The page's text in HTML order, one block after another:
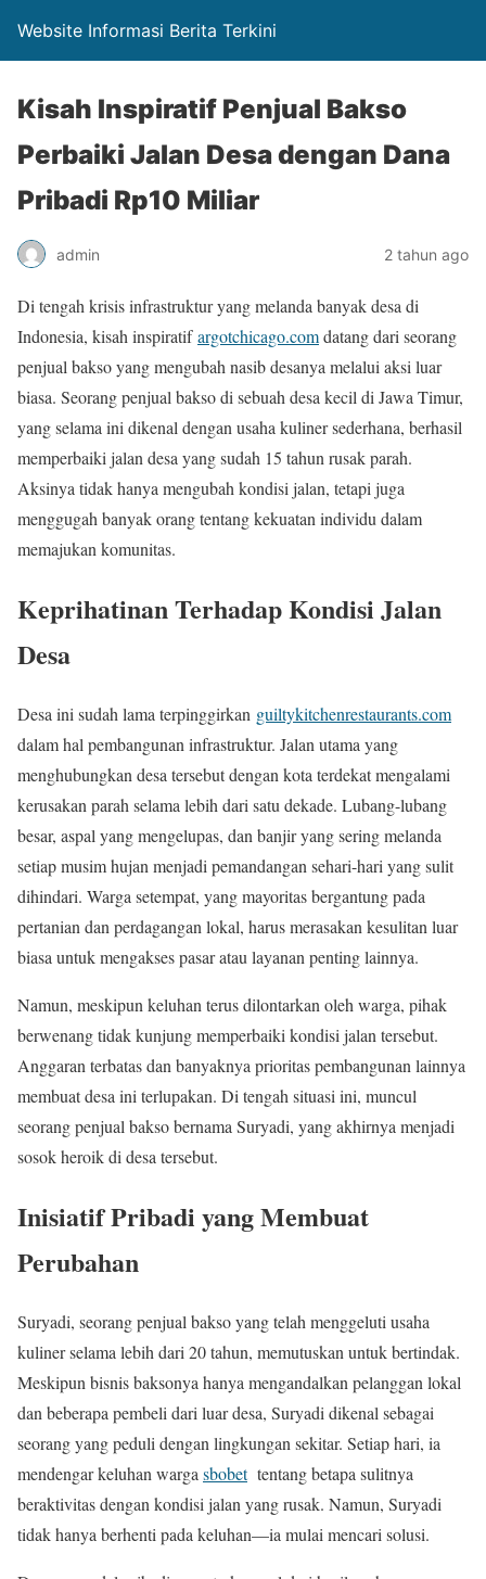
Website Informasi Berita Terkini
Kisah Inspiratif Penjual Bakso
Perbaiki Jalan Desa dengan Dana
Pribadi Rp10 Miliar
admin 2 tahun ago
Di tengah krisis infrastruktur yang melanda banyak desa di
Indonesia, kisah inspiratifargotchicago.comdatang dari seorang
penjual bakso yang mengubah nasib desanya melalui aksi luar
biasa. Seorang penjual bakso di sebuah desa kecil di Jawa Timur,
yang selama ini dikenal dengan usaha kuliner sederhana, berhasil
memperbaiki jalan desa yang sudah 15 tahun rusak parah.
Aksinya tidak hanya mengubah kondisi jalan, tetapi juga
menggugah banyak orang tentang kekuatan individu dalam
memajukan komunitas.
Keprihatinan Terhadap Kondisi Jalan
Desa
Desa ini sudah lama terpinggirkan guiltykitchenrestaurants.com
dalam hal pembangunan infrastruktur. Jalan utama yang
menghubungkan desa tersebut dengan kota terdekat mengalami
kerusakan parah selama lebih dari satu dekade. Lubang-lubang
besar, aspal yang mengelupas, dan banjir yang sering melanda
setiap musim hujan menjadi pemandangan sehari-hari yang sulit
dihindari. Warga setempat, yang mayoritas bergantung pada
pertanian dan perdagangan lokal, harus merasakan kesulitan luar
biasa untuk mengakses pasar atau layanan penting lainnya.
Namun, meskipun keluhan terus dilontarkan oleh warga, pihak
berwenang tidak kunjung memperbaiki kondisi jalan tersebut.
Anggaran terbatas dan banyaknya prioritas pembangunan lainnya
membuat desa ini terlupakan. Di tengah situasi ini, muncul
seorang penjual bakso bernama Suryadi, yang akhirnya menjadi
sosok heroik di desa tersebut.
Inisiatif Pribadi yang Membuat
Perubahan
Suryadi, seorang penjual bakso yang telah menggeluti usaha
kuliner selama lebih dari 20 tahun, memutuskan untuk bertindak.
Meskipun bisnis baksonya hanya mengandalkan pelanggan lokal
dan beberapa pembeli dari luar desa, Suryadi dikenal sebagai
seorang yang peduli dengan lingkungan sekitar. Setiap hari, ia
mendengar keluhan warga sbobettentang betapa sulitnya
beraktivitas dengan kondisi jalan yang rusak. Namun, Suryadi
tidak hanya berhenti pada keluhan—ia mulai mencari solusi.